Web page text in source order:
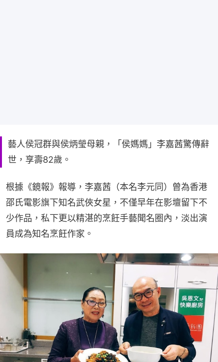
藝人侯冠群與侯炳瑩母親，「侯媽媽」李嘉茜驚傳辭
世，享壽82歲。
根據《鏡報》報導，李嘉茜（本名李元同）曾為香港
邵氏電影旗下知名武俠女星，不僅早年在影壇留下不
少作品，私下更以精湛的烹飪手藝聞名圈內，淡出演
員成為知名烹飪作家。